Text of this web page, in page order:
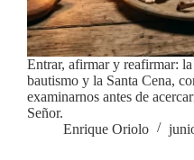
Entrar, afirmar y reafirmar:
bautismo y la Santa Cena,
examinarnos antes de
Señor.
Enrique Oriolo